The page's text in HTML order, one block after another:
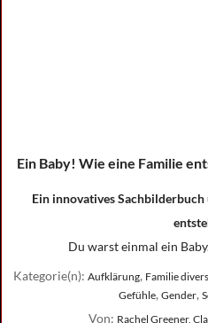
Ein Baby! Wie eine Familie
Ein innovatives Sachbilderbuch
Du warst einmal ein
Kategorie(n): Aufklärung, Familie divers
Gefühle, Gender,
Von: Rachel Greener,